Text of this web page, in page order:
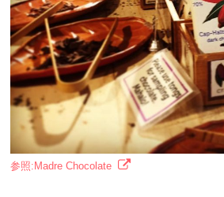
参照:Madre Chocolate